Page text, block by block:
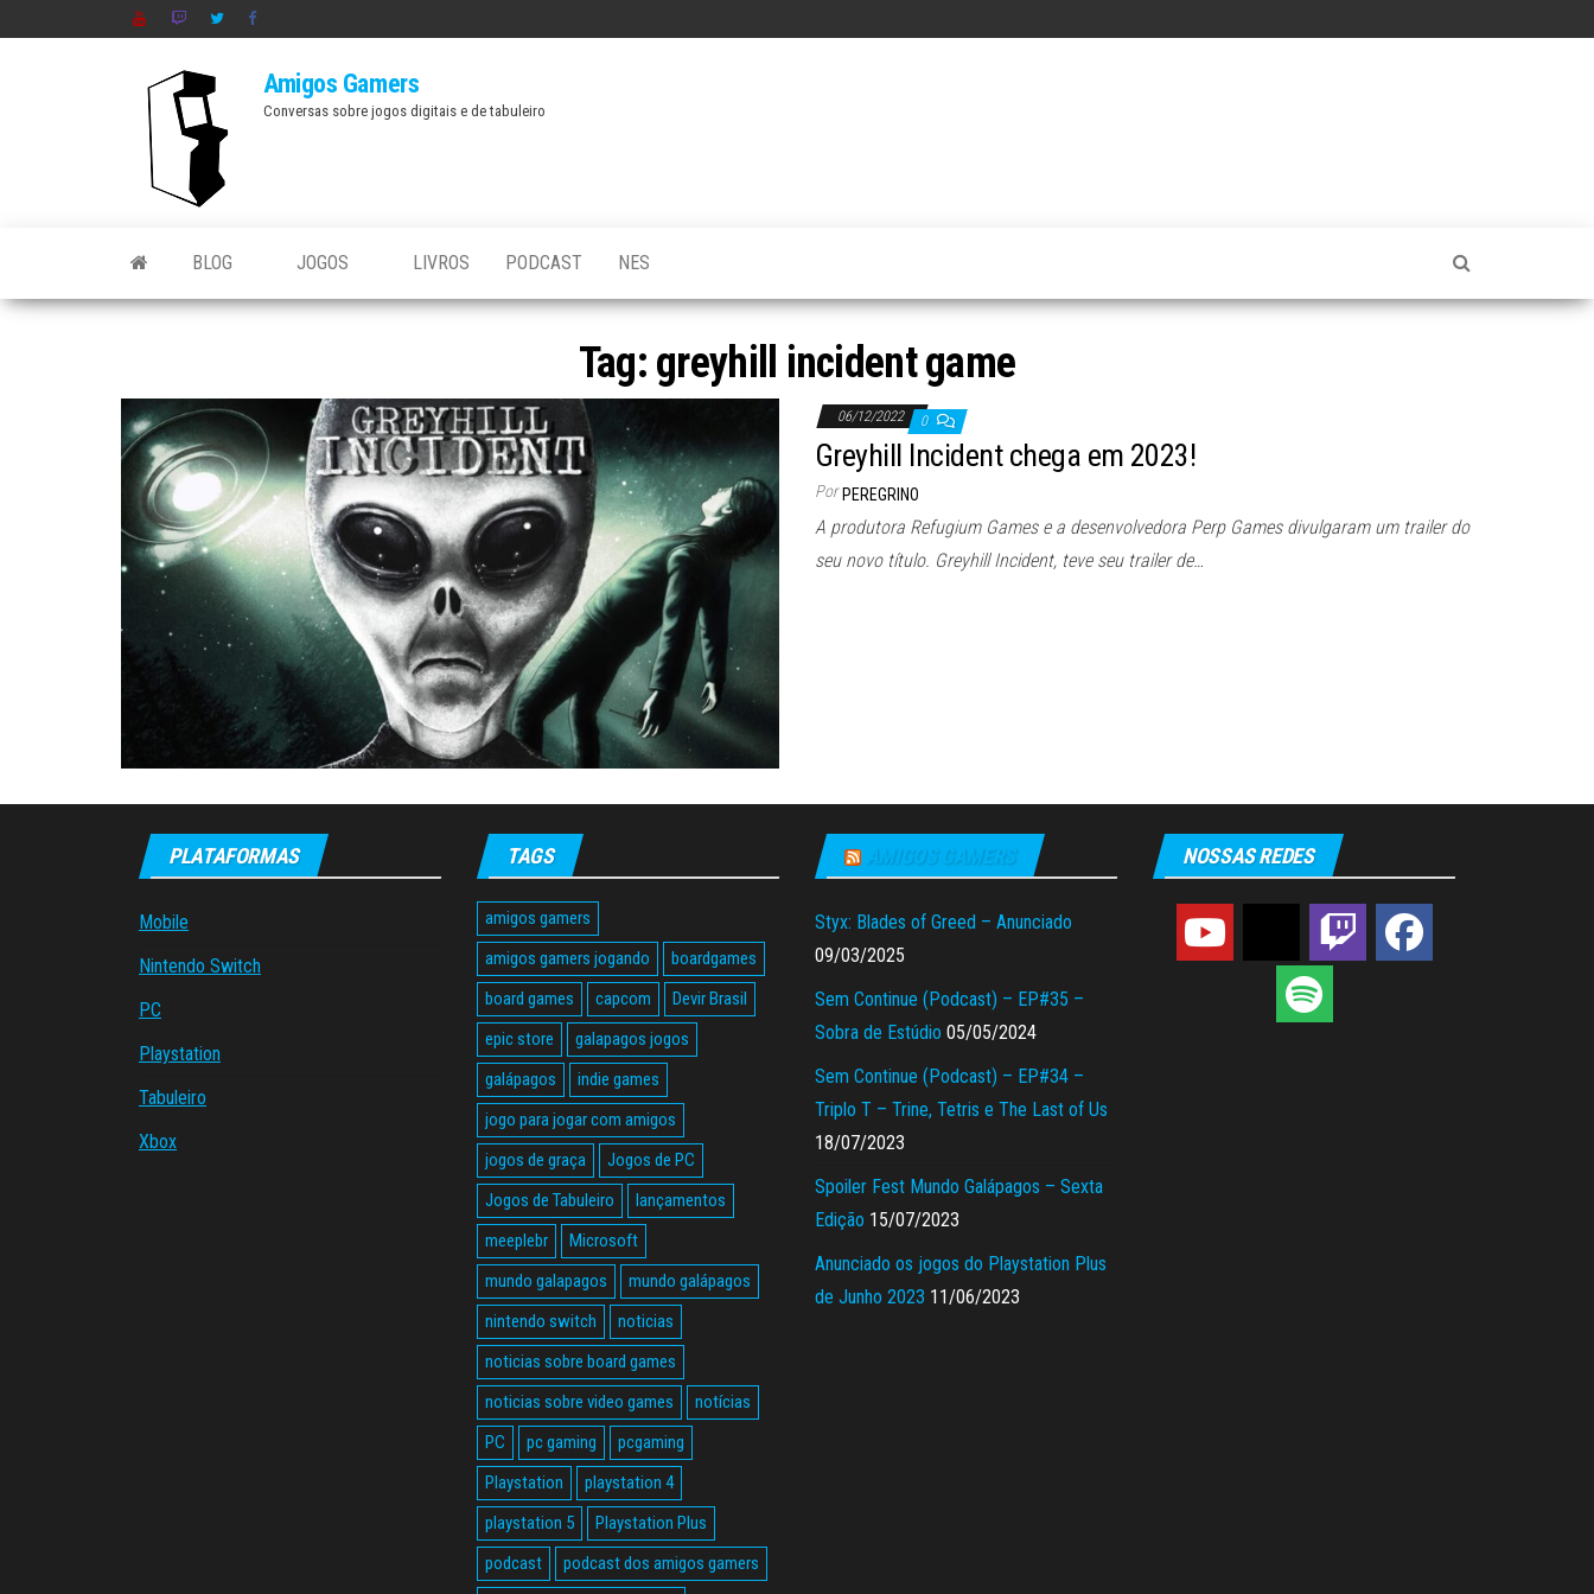
Amigos Gamers
Conversas sobre jogos digitais e de tabuleiro
BLOG JOGOS LIVROS PODCAST NES
Tag: greyhill incident game
06/12/2022 0
Greyhill Incident chega em 2023!
Por PEREGRINO
A produtora Refugium Games e a desenvolvedora Perp Games divulgaram um trailer do
seu novo título. Greyhill Incident, teve seu trailer de…
PLATAFORMAS
Mobile
Nintendo Switch
PC
Playstation
Tabuleiro
Xbox
TAGS
amigos gamers
amigos gamers jogando
boardgames
board games
capcom
Devir Brasil
epic store
galapagos jogos
galápagos
indie games
jogo para jogar com amigos
jogos de graça
Jogos de PC
Jogos de Tabuleiro
lançamentos
meeplebr
Microsoft
mundo galapagos
mundo galápagos
nintendo switch
noticias
noticias sobre board games
noticias sobre video games
notícias
PC
pc gaming
pcgaming
Playstation
playstation 4
playstation 5
Playstation Plus
podcast
podcast dos amigos gamers
AMIGOS GAMERS
Styx: Blades of Greed – Anunciado
09/03/2025
Sem Continue (Podcast) – EP#35 –
Sobra de Estúdio 05/05/2024
Sem Continue (Podcast) – EP#34 –
Triplo T – Trine, Tetris e The Last of Us
18/07/2023
Spoiler Fest Mundo Galápagos – Sexta
Edição 15/07/2023
Anunciado os jogos do Playstation Plus
de Junho 2023 11/06/2023
NOSSAS REDES